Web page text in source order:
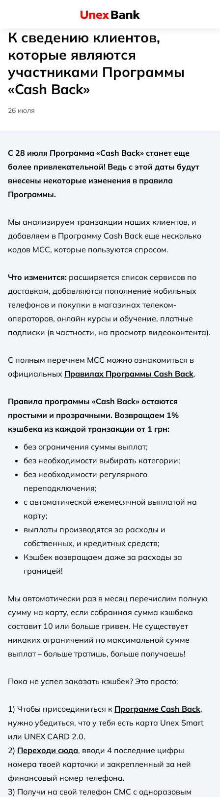
К сведению клиентов,
которые являются
участниками Программы
«Cash Back»
26 июля
С 28 июля Программа «Cash Back» станет еще
более привлекательной! Ведь с этой даты будут
внесены некоторые изменения в правила
Программы.
Мы анализируем транзакции наших клиентов, и
добавляем в Программу Cash Back еще несколько
кодов МСС, которые пользуются спросом.
Что изменится: расширяется список сервисов по
доставкам, добавляются пополнение мобильных
телефонов и покупки в магазинах телеком-
операторов, онлайн курсы и обучение, платные
подписки (в частности, на просмотр видеоконтента).
С полным перечнем MCC можно ознакомиться в
официальных Правилах Программы Cash Back.
Правила программы «Cash Back» остаются
простыми и прозрачными. Возвращаем 1%
кэшбека из каждой транзакции от 1 грн:
без ограничения суммы выплат;
без необходимости выбирать категории;
без необходимости регулярного
переподключения;
с автоматической ежемесячной выплатой на
карту;
выплаты производятся за расходы и
собственных, и кредитных средств;
Кэшбек возвращаем даже за расходы за
границей!
Мы автоматически раз в месяц перечислим полную
сумму на карту, если собранная сумма кэшбека
составит 10 или больше гривен. Не существует
никаких ограничений по максимальной сумме
выплат – больше тратишь, больше получаешь!
Пока не успел заказать кэшбек? Это просто:
1) Чтобы присоединиться к Программе Cash Back,
нужно убедиться, что у тебя есть карта Unex Smart
или UNEX CARD 2.0.
2) Переходи сюда, вводи 4 последние цифры
номера твоей карточки и закрепленный за ней
финансовый номер телефона.
3) Получи на свой телефон СМС с одноразовым